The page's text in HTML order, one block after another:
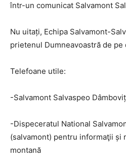
într-un comunicat Salvamont
Nu uitați, Echipa Salvamont-
prietenul Dumneavoastră de
Telefoane utile:
-Salvamont Salvaspeo
-Dispeceratul National
(salvamont) pentru informaţii și
montană